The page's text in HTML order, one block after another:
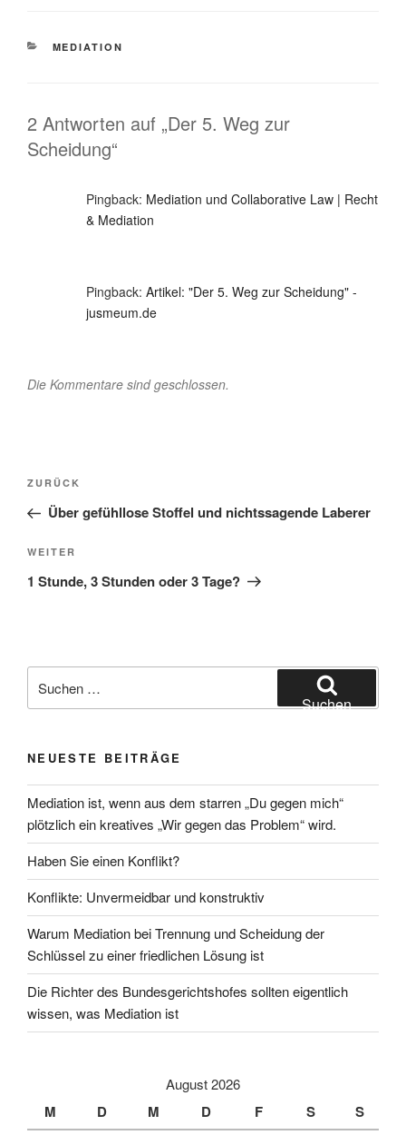
KATEGORIEN
MEDIATION
2 Antworten auf „Der 5. Weg zur
Scheidung“
Pingback: Mediation und Collaborative Law | Recht
& Mediation
Pingback: Artikel: "Der 5. Weg zur Scheidung" -
jusmeum.de
Die Kommentare sind geschlossen.
Beitragsnavigation
Vorheriger
Beitrag
ZURÜCK
Über gefühllose Stoffel und nichtssagende Laberer
Nächster
Beitrag
WEITER
1 Stunde, 3 Stunden oder 3 Tage?
nach:
Suchen
NEUESTE BEITRÄGE
Mediation ist, wenn aus dem starren „Du gegen mich“
plötzlich ein kreatives „Wir gegen das Problem“ wird.
Haben Sie einen Konflikt?
Konflikte: Unvermeidbar und konstruktiv
Warum Mediation bei Trennung und Scheidung der
Schlüssel zu einer friedlichen Lösung ist
Die Richter des Bundesgerichtshofes sollten eigentlich
wissen, was Mediation ist
August 2026
M D M D F S S